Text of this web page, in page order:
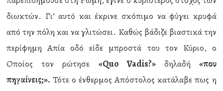
διωκτών. Γι’ αυτό και έκρινε σκόπιμο να φύγει κρυφά
από την πόλη και να γλιτώσει. Καθώς βάδιζε βιαστικά την
περίφημη Απία οδό είδε μπροστά του τον Κύριο, ο
Οποίος τον ρώτησε «QuoVadis?»δηλαδή «που
πηγαίνεις;». Τότε ο ένθερμος Απόστολος κατάλαβε πως η